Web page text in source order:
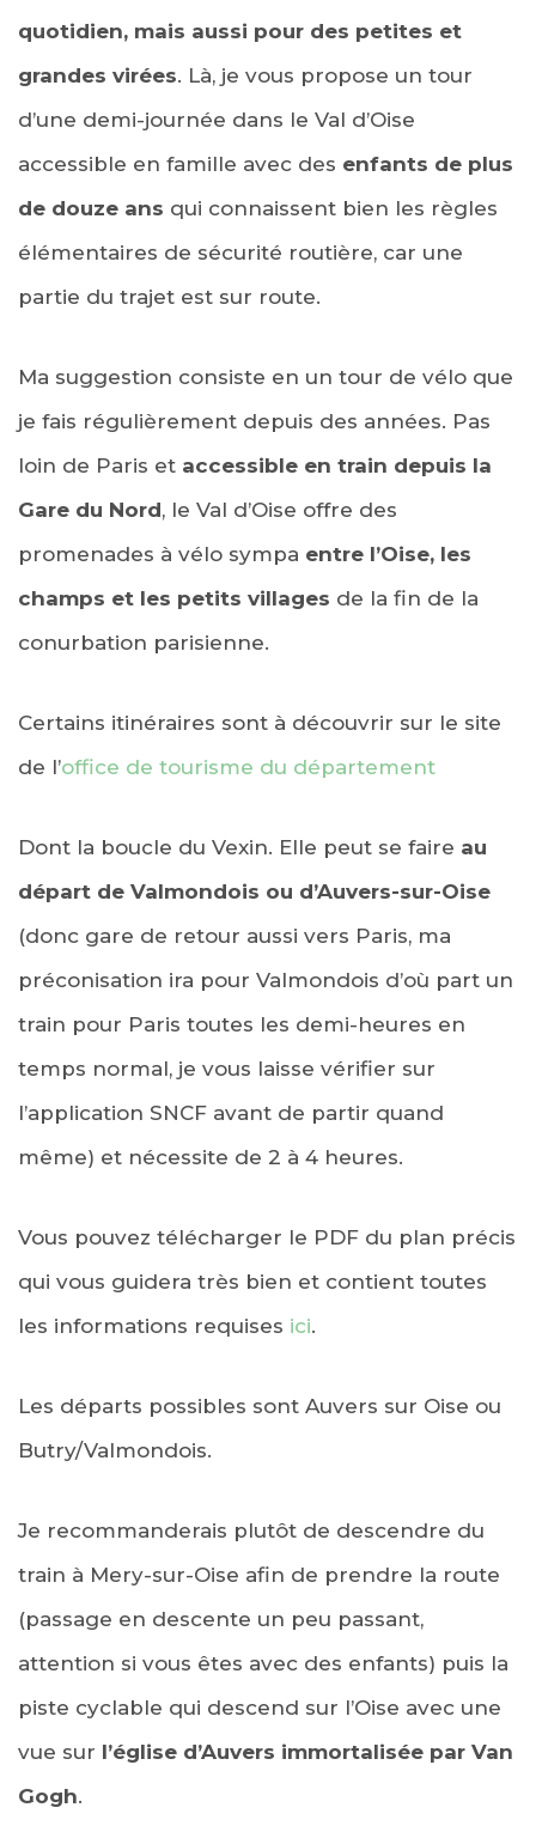
quotidien, mais aussi pour des petites et
grandes virées. Là, je vous propose un tour
d’une demi-journée dans le Val d’Oise
accessible en famille avec des enfants de plus
de douze ans qui connaissent bien les règles
élémentaires de sécurité routière, car une
partie du trajet est sur route.
Ma suggestion consiste en un tour de vélo que
je fais régulièrement depuis des années. Pas
loin de Paris et accessible en train depuis la
Gare du Nord, le Val d’Oise offre des
promenades à vélo sympa entre l’Oise, les
champs et les petits villages de la fin de la
conurbation parisienne.
Certains itinéraires sont à découvrir sur le site
de l’office de tourisme du département
Dont la boucle du Vexin. Elle peut se faire au
départ de Valmondois ou d’Auvers-sur-Oise
(donc gare de retour aussi vers Paris, ma
préconisation ira pour Valmondois d’où part un
train pour Paris toutes les demi-heures en
temps normal, je vous laisse vérifier sur
l’application SNCF avant de partir quand
même) et nécessite de 2 à 4 heures.
Vous pouvez télécharger le PDF du plan précis
qui vous guidera très bien et contient toutes
les informations requises ici.
Les départs possibles sont Auvers sur Oise ou
Butry/Valmondois.
Je recommanderais plutôt de descendre du
train à Mery-sur-Oise afin de prendre la route
(passage en descente un peu passant,
attention si vous êtes avec des enfants) puis la
piste cyclable qui descend sur l’Oise avec une
vue sur l’église d’Auvers immortalisée par Van
Gogh.